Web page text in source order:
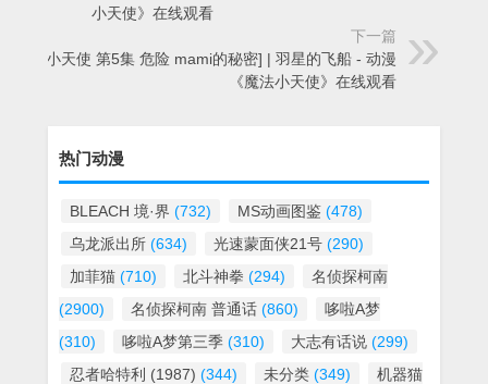
小天使》在线观看
下一篇
[魔法小天使 第5集 危险 mami的秘密] | 羽星的飞船 - 动漫
《魔法小天使》在线观看
热门动漫
BLEACH 境·界 (732) MS动画图鉴 (478)
乌龙派出所 (634) 光速蒙面侠21号 (290)
加菲猫 (710) 北斗神拳 (294)
名侦探柯南
(2900)
名侦探柯南 普通话 (860)
哆啦A梦
(310)
哆啦A梦第三季 (310) 大志有话说 (299)
忍者哈特利 (1987) (344) 未分类 (349)
机器猫